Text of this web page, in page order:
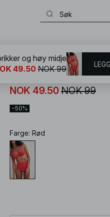
Bikinitruse med
NOK 49.50 NOK 99
−50%
Farge: Rød
og høy midje
49.50 NOK 99